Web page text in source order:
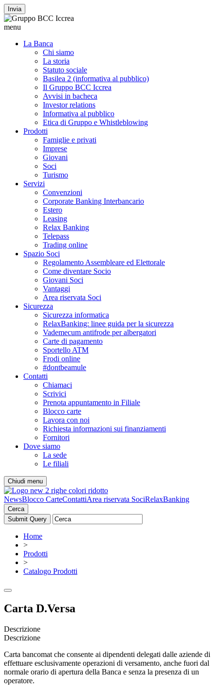
Invia
menu
La Banca
Chi siamo
La storia
Statuto sociale
Basilea 2 (informativa al pubblico)
Il Gruppo BCC Iccrea
Avvisi in bacheca
Investor relations
Informativa al pubblico
Etica di Gruppo e Whistleblowing
Prodotti
Famiglie e privati
Imprese
Giovani
Soci
Turismo
Servizi
Convenzioni
Corporate Banking Interbancario
Estero
Leasing
Relax Banking
Telepass
Trading online
Spazio Soci
Regolamento Assembleare ed Elettorale
Come diventare Socio
Giovani Soci
Vantaggi
Area riservata Soci
Sicurezza
Sicurezza informatica
RelaxBanking: linee guida per la sicurezza
Vademecum antifrode per albergatori
Carte di pagamento
Sportello ATM
Frodi online
#dontbeamule
Contatti
Chiamaci
Scrivici
Prenota appuntamento in Filiale
Blocco carte
Lavora con noi
Richiesta informazioni sui finanziamenti
Fornitori
Dove siamo
La sede
Le filiali
Chiudi menu
NewsBlocco CarteContattiArea riservata SociRelaxBanking
Cerca
Home
>
Prodotti
>
Catalogo Prodotti
Carta D.Versa
Descrizione
Descrizione
Carta bancomat che consente ai dipendenti delegati dalle aziende di
effettuare esclusivamente operazioni di versamento, anche fuori dal
normale orario di apertura della Banca e senza la presenza di un
operatore.